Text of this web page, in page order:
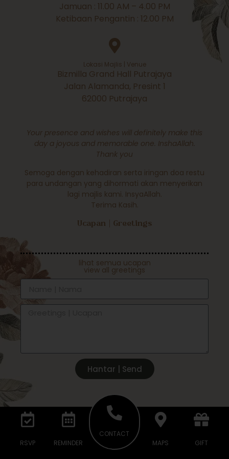
Jamuan : 11.00 AM – 4.00 PM
Ketibaan Pengantin : 12.00 PM
Lokasi Majlis | Venue
Bizmilla Grand Hall Putrajaya
Jalan Alamanda, Presint 1
62000 Putrajaya
Your presence and wishes will definitely make this
day a joyous and memorable one. InshaAllah.
Thank you
Semoga dengan kehadiran serta iringan doa restu
para undangan yang dihormati akan menyerikan
lagi majlis kami. InsyaAllah.
Terima Kasih.
Ucapan | Greetings
lihat semua ucapan
view all greetings
Hantar | Send
RSVP REMINDER
CONTACT
MAPS
GIFT